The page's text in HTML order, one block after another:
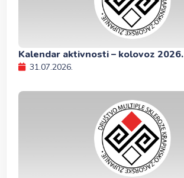
Kalendar aktivnosti – kolovoz 2026.
31.07.2026.